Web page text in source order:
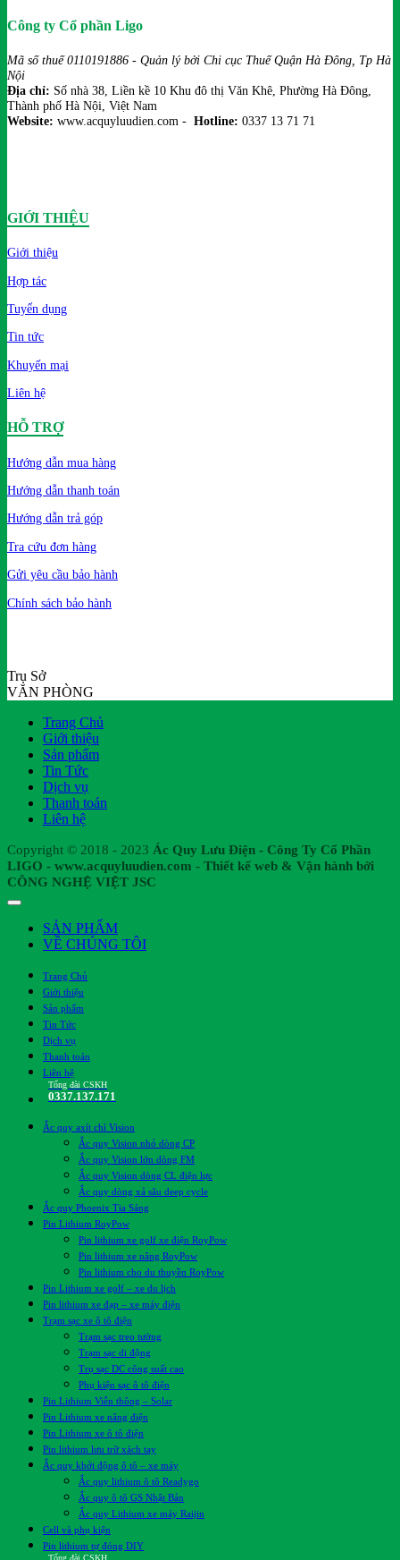
Công ty Cổ phần Ligo
Mã số thuế 0110191886 - Quản lý bởi Chi cục Thuế Quận Hà Đông, Tp Hà
Nội
Địa chỉ: Số nhà 38, Liền kề 10 Khu đô thị Văn Khê, Phường Hà Đông,
Thành phố Hà Nội, Việt Nam
Website: www.acquyluudien.com - Hotline: 0337 13 71 71
GIỚI THIỆU
Giới thiệu
Hợp tác
Tuyển dụng
Tin tức
Khuyến mại
Liên hệ
HỖ TRỢ
Hướng dẫn mua hàng
Hướng dẫn thanh toán
Hướng dẫn trả góp
Tra cứu đơn hàng
Gửi yêu cầu bảo hành
Chính sách bảo hành
Trụ Sở
VĂN PHÒNG
Trang Chủ
Giới thiệu
Sản phẩm
Tin Tức
Dịch vụ
Thanh toán
Liên hệ
Copyright © 2018 - 2023 Ác Quy Lưu Điện - Công Ty Cổ Phần
LIGO - www.acquyluudien.com - Thiết kế web & Vận hành bởi
CÔNG NGHỆ VIỆT JSC
SẢN PHẨM
VỀ CHÚNG TÔI
Trang Chủ
Giới thiệu
Sản phẩm
Tin Tức
Dịch vụ
Thanh toán
Liên hệ
Tổng đài CSKH
0337.137.171
Ắc quy axít chì Vision
Ắc quy Vision nhỏ dòng CP
Ắc quy Vision lớn dòng FM
Ắc quy Vision dòng CL điện lực
Ắc quy dòng xả sâu deep cycle
Ắc quy Phoenix Tia Sáng
Pin Lithium RoyPow
Pin lithium xe golf xe điện RoyPow
Pin lithium xe nâng RoyPow
Pin lithium cho du thuyền RoyPow
Pin Lithium xe golf – xe du lịch
Pin lithium xe đạp – xe máy điện
Trạm sạc xe ô tô điện
Trạm sạc treo tường
Trạm sạc di động
Trụ sạc DC công suất cao
Phụ kiện sạc ô tô điện
Pin Lithium Viễn thông – Solar
Pin Lithium xe nâng điện
Pin Lithium xe ô tô điện
Pin lithium lưu trữ xách tay
Ắc quy khởi động ô tô – xe máy
Ắc quy lithium ô tô Readygo
Ắc quy ô tô GS Nhật Bản
Ắc quy Lithium xe máy Raijin
Cell và phụ kiện
Pin lithium tự đóng DIY
Tổng đài CSKH